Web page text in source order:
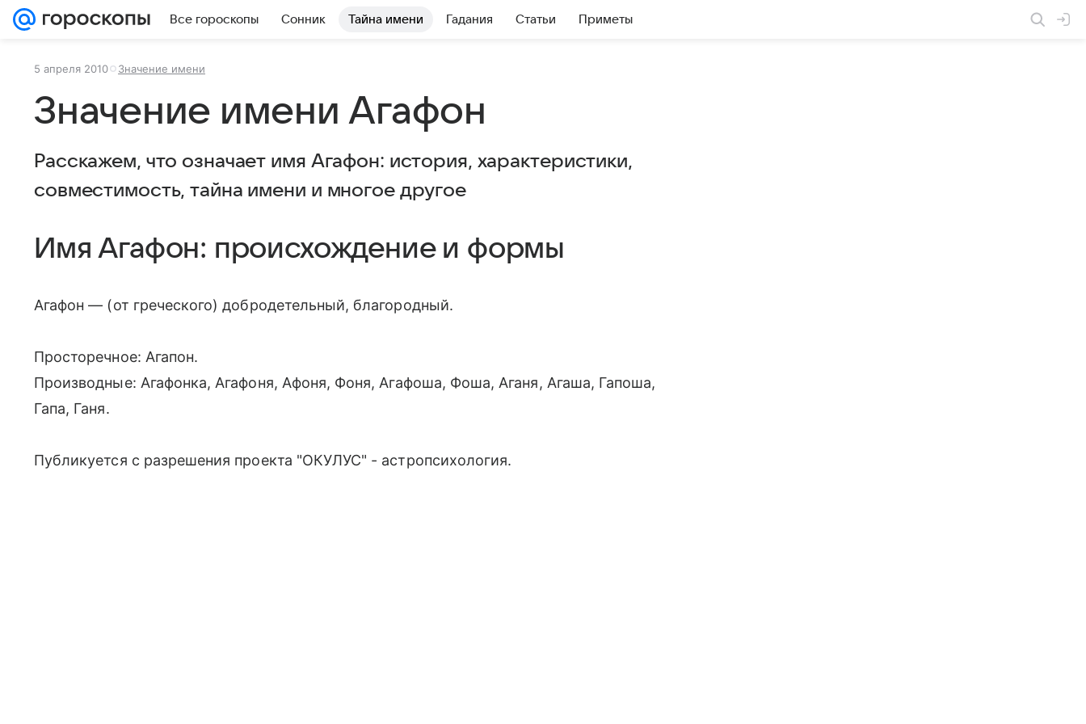
Все гороскопы Сонник Тайна имени Гадания Статьи Приметы
5 апреля 2010 Значение имени
Значение имени Агафон
Расскажем, что означает имя Агафон: история, характеристики,
совместимость, тайна имени и многое другое
Имя Агафон: происхождение и формы
Агафон — (от греческого) добродетельный, благородный.
Просторечное: Агапон.
Производные: Агафонка, Агафоня, Афоня, Фоня, Агафоша, Фоша, Аганя, Агаша, Гапоша,
Гапа, Ганя.
Публикуется с разрешения проекта "ОКУЛУС" - астропсихология.